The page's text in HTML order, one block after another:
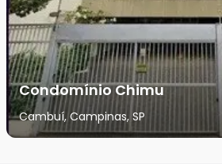
Condomínio Chimu
Cambuí, Campinas, SP